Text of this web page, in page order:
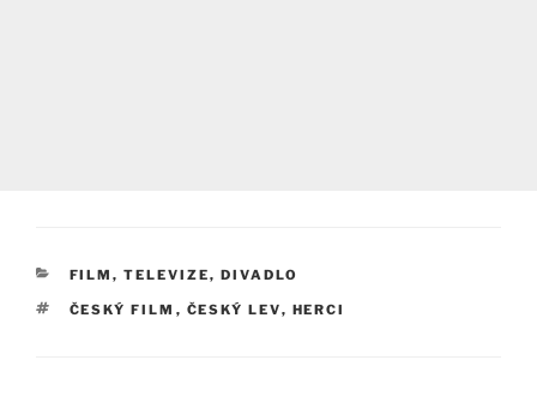
RUBRIKY
FILM, TELEVIZE, DIVADLO
ŠTÍTKY
ČESKÝ FILM , ČESKÝ LEV, HERCI